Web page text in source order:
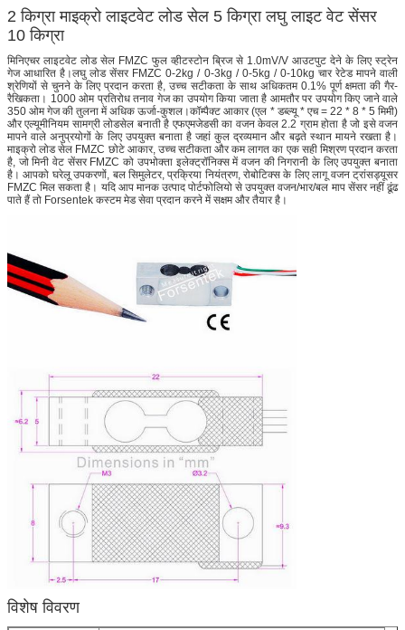
2 किग्रा माइक्रो लाइटवेट लोड सेल 5 किग्रा लघु लाइट वेट सेंसर
10 किग्रा
मिनिएचर लाइटवेट लोड सेल FMZC फुल व्हीटस्टोन ब्रिज से 1.0mV/V आउटपुट देने के लिए स्ट्रेन
गेज आधारित है।लघु लोड सेंसर FMZC 0-2kg / 0-3kg / 0-5kg / 0-10kg चार रेटेड मापने वाली
श्रेणियों से चुनने के लिए प्रदान करता है, उच्च सटीकता के साथ अधिकतम 0.1% पूर्ण क्षमता की गैर-
रैखिकता। 1000 ओम प्रतिरोध तनाव गेज का उपयोग किया जाता है आमतौर पर उपयोग किए जाने वाले
350 ओम गेज की तुलना में अधिक ऊर्जा-कुशल।कॉम्पैक्ट आकार (एल * डब्ल्यू * एच = 22 * ​​8 * 5 मिमी)
और एल्यूमीनियम सामग्री लोडसेल बनाती है एफएमजेडसी का वजन केवल 2.2 ग्राम होता है जो इसे वजन
मापने वाले अनुप्रयोगों के लिए उपयुक्त बनाता है जहां कुल द्रव्यमान और बढ़ते स्थान मायने रखता है।
माइक्रो लोड सेल FMZC छोटे आकार, उच्च सटीकता और कम लागत का एक सही मिश्रण प्रदान करता
है, जो मिनी वेट सेंसर FMZC को उपभोक्ता इलेक्ट्रॉनिक्स में वजन की निगरानी के लिए उपयुक्त बनाता
है। आपको घरेलू उपकरणों, बल सिमुलेटर, प्रक्रिया नियंत्रण, रोबोटिक्स के लिए लागू वजन ट्रांसड्यूसर
FMZC मिल सकता है। यदि आप मानक उत्पाद पोर्टफोलियो से उपयुक्त वजन/भार/बल माप सेंसर नहीं ढूंढ
पाते हैं तो Forsentek कस्टम मेड सेवा प्रदान करने में सक्षम और तैयार है।
विशेष विवरण